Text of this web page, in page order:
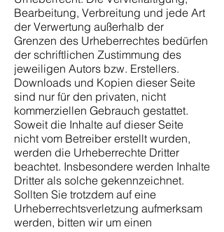
Bearbeitung, Verbreitung und jede Art
der Verwertung außerhalb der
Grenzen des Urheberrechtes bedürfen
der schriftlichen Zustimmung des
jeweiligen Autors bzw. Erstellers.
Downloads und Kopien dieser Seite
sind nur für den privaten, nicht
kommerziellen Gebrauch gestattet.
Soweit die Inhalte auf dieser Seite
nicht vom Betreiber erstellt wurden,
werden die Urheberrechte Dritter
beachtet. Insbesondere werden Inhalte
Dritter als solche gekennzeichnet.
Sollten Sie trotzdem auf eine
Urheberrechtsverletzung aufmerksam
werden, bitten wir um einen